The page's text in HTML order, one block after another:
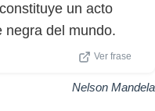
un acto
negra del mundo.
Ver frase
Nelson Mandela